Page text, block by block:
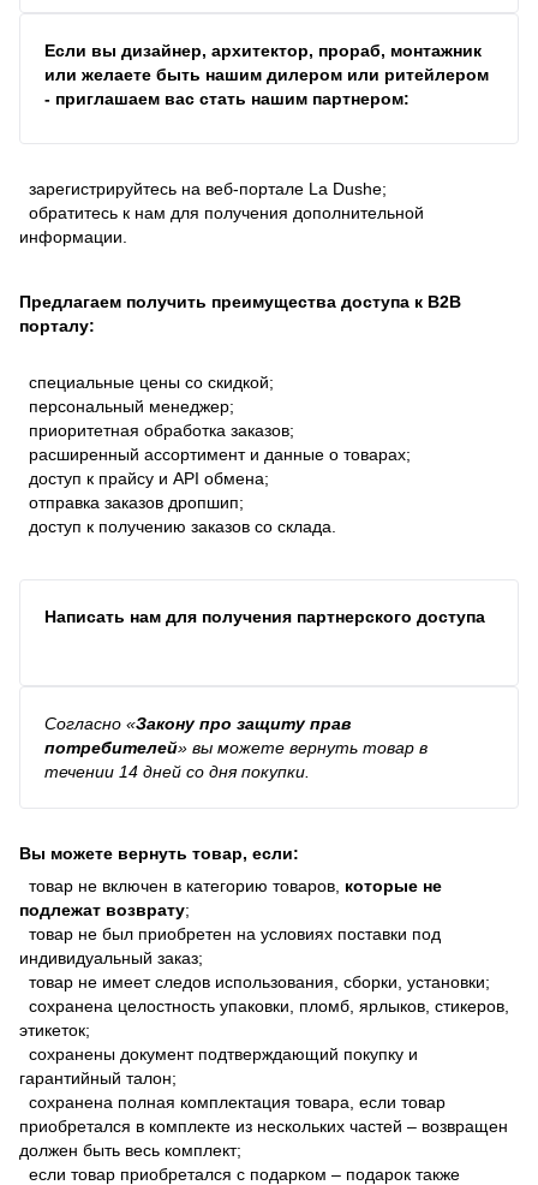
Если вы дизайнер, архитектор, прораб, монтажник
или желаете быть нашим дилером или ритейлером
- приглашаем вас стать нашим партнером:
зарегистрируйтесь на веб-портале La Dushe;
обратитесь к нам для получения дополнительной
информации.
Предлагаем получить преимущества доступа к В2В
порталу:
специальные цены со скидкой;
персональный менеджер;
приоритетная обработка заказов;
расширенный ассортимент и данные о товарах;
доступ к прайсу и API обмена;
отправка заказов дропшип;
доступ к получению заказов со склада.
Написать нам для получения партнерского доступа
Согласно «Закону про защиту прав
потребителей» вы можете вернуть товар в
течении 14 дней со дня покупки.
Вы можете вернуть товар, если:
товар не включен в категорию товаров, которые не
подлежат возврату;
товар не был приобретен на условиях поставки под
индивидуальный заказ;
товар не имеет следов использования, сборки, установки;
сохранена целостность упаковки, пломб, ярлыков, стикеров,
этикеток;
сохранены документ подтверждающий покупку и
гарантийный талон;
сохранена полная комплектация товара, если товар
приобретался в комплекте из нескольких частей – возвращен
должен быть весь комплект;
если товар приобретался с подарком – подарок также